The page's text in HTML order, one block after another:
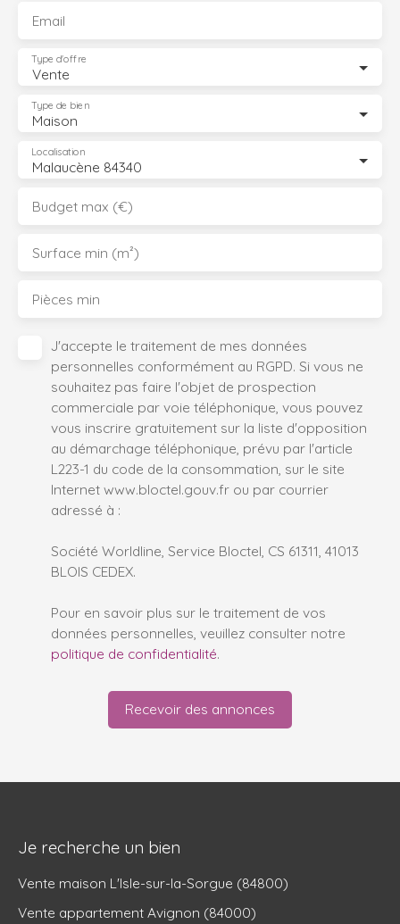
Email
Vente
Type d'offre
Maison
Type de bien
Malaucène 84340
Localisation
Budget max (€)
Surface min (m²)
Pièces min
J'accepte le traitement de mes données
personnelles conformément au RGPD. Si vous ne
souhaitez pas faire l'objet de prospection
commerciale par voie téléphonique, vous pouvez
vous inscrire gratuitement sur la liste d'opposition
au démarchage téléphonique, prévu par l'article
L223-1 du code de la consommation, sur le site
Internet www.bloctel.gouv.fr ou par courrier
adressé à :
Société Worldline, Service Bloctel, CS 61311, 41013
BLOIS CEDEX.
Pour en savoir plus sur le traitement de vos
données personnelles, veuillez consulter notre
politique de confidentialité.
Recevoir des annonces
Je recherche un bien
Vente maison L'Isle-sur-la-Sorgue (84800)
Vente appartement Avignon (84000)